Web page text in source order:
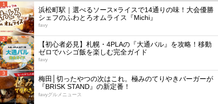
1
浜松町駅｜選べるソース×ライスで14通りの味！大会優勝
シェフのふわとろオムライス『Michi』
favy
2
【初心者必見】札幌・4PLAの『大通バル』を攻略！移動
ゼロでハシゴ飯を楽しむ完全ガイド
favy
3
梅田│切ったやつの次はこれ。極みのてりやきバーガーが
『BRISK STAND』の新定番！
favyグルメニュース